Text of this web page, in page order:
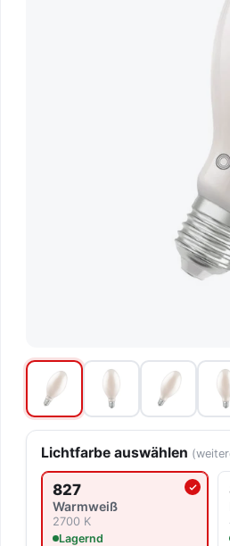
Lichtfarbe auswählen
827
Warmweiß
2700 K
Lagernd
Aktuell ausgewählte